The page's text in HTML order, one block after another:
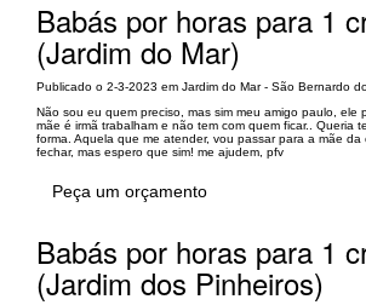
Babás por horas para 1
(Jardim do Mar)
Publicado o 2-3-2023 em Jardim do Mar - São Bernardo
Não sou eu quem preciso, mas sim meu amigo paulo, ele
mãe é irmã trabalham e não tem com quem ficar.. Queria
forma. Aquela que me atender, vou passar para a mãe
fechar, mas espero que sim! me ajudem, pfv
Peça um orçamento
Babás por horas para 1
(Jardim dos Pinheiros)